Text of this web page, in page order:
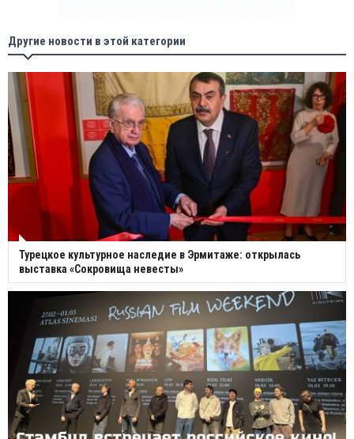
Другие новости в этой категории
Турецкое культурное наследие в Эрмитаже: открылась
выставка «Сокровища невесты»